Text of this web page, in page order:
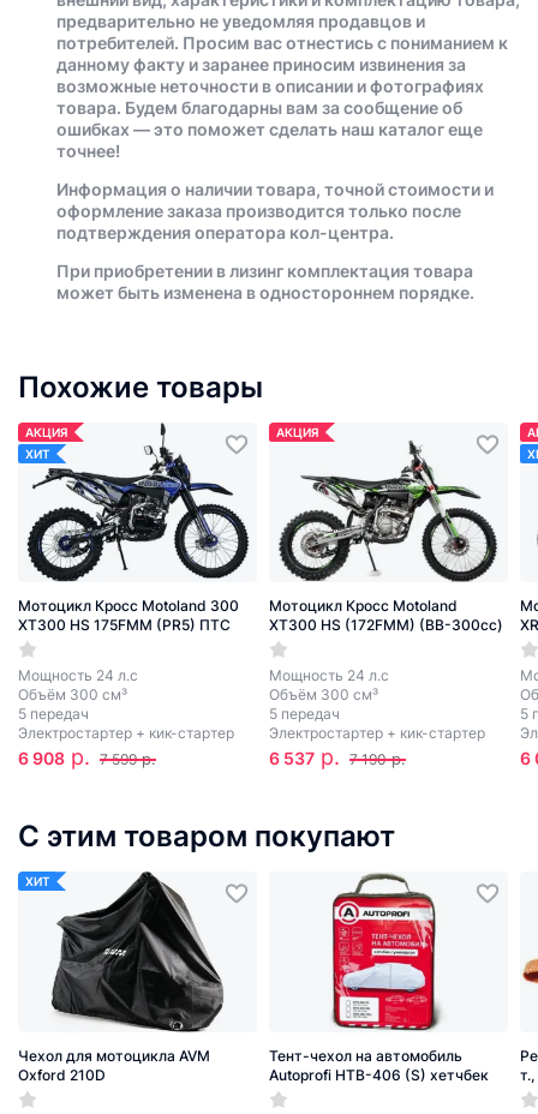
предварительно не уведомляя продавцов и
потребителей. Просим вас отнестись с пониманием к
данному факту и заранее приносим извинения за
возможные неточности в описании и фотографиях
товара. Будем благодарны вам за сообщение об
ошибках — это поможет сделать наш каталог еще
точнее!
Информация о наличии товара, точной стоимости и
оформление заказа производится только после
подтверждения оператора кол-центра.
При приобретении в лизинг комплектация товара
может быть изменена в одностороннем порядке.
Похожие товары
АКЦИЯ
ХИТ
Мотоцикл Кросс Motoland 300
XT300 HS 175FMM (PR5) ПТС
Мощность 24 л.с
Объём 300 см³
5 передач
Электростартер + кик-стартер
6 908 р. 7 599 р.
АКЦИЯ
Мотоцикл Кросс Motoland
XT300 HS (172FMM) (BB-300cc)
Мощность 24 л.с
Объём 300 см³
5 передач
Электростартер + кик-стартер
6 537 р. 7 190 р.
5
6
С этим товаром покупают
ХИТ
Чехол для мотоцикла AVM
Oxford 210D
Тент-чехол на автомобиль
Autoprofi HTB-406 (S) хетчбек